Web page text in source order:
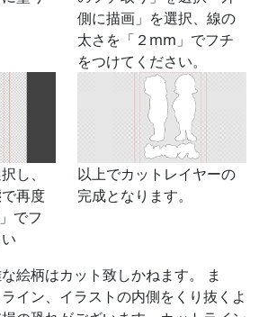
側に描画」を選択、線の
太さを「２mm」でフチ
をつけてください。
し、
再度
でフ
以上でカットレイヤーの
完成となります。
絵柄はカット致しかねます。 ま
イン、イラストの内側をくり抜くよ